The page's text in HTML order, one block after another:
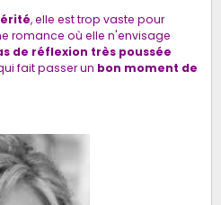
, elle est trop vaste pour
romance où elle n'envisage
de réflexion très poussée
fait passer un bon moment de